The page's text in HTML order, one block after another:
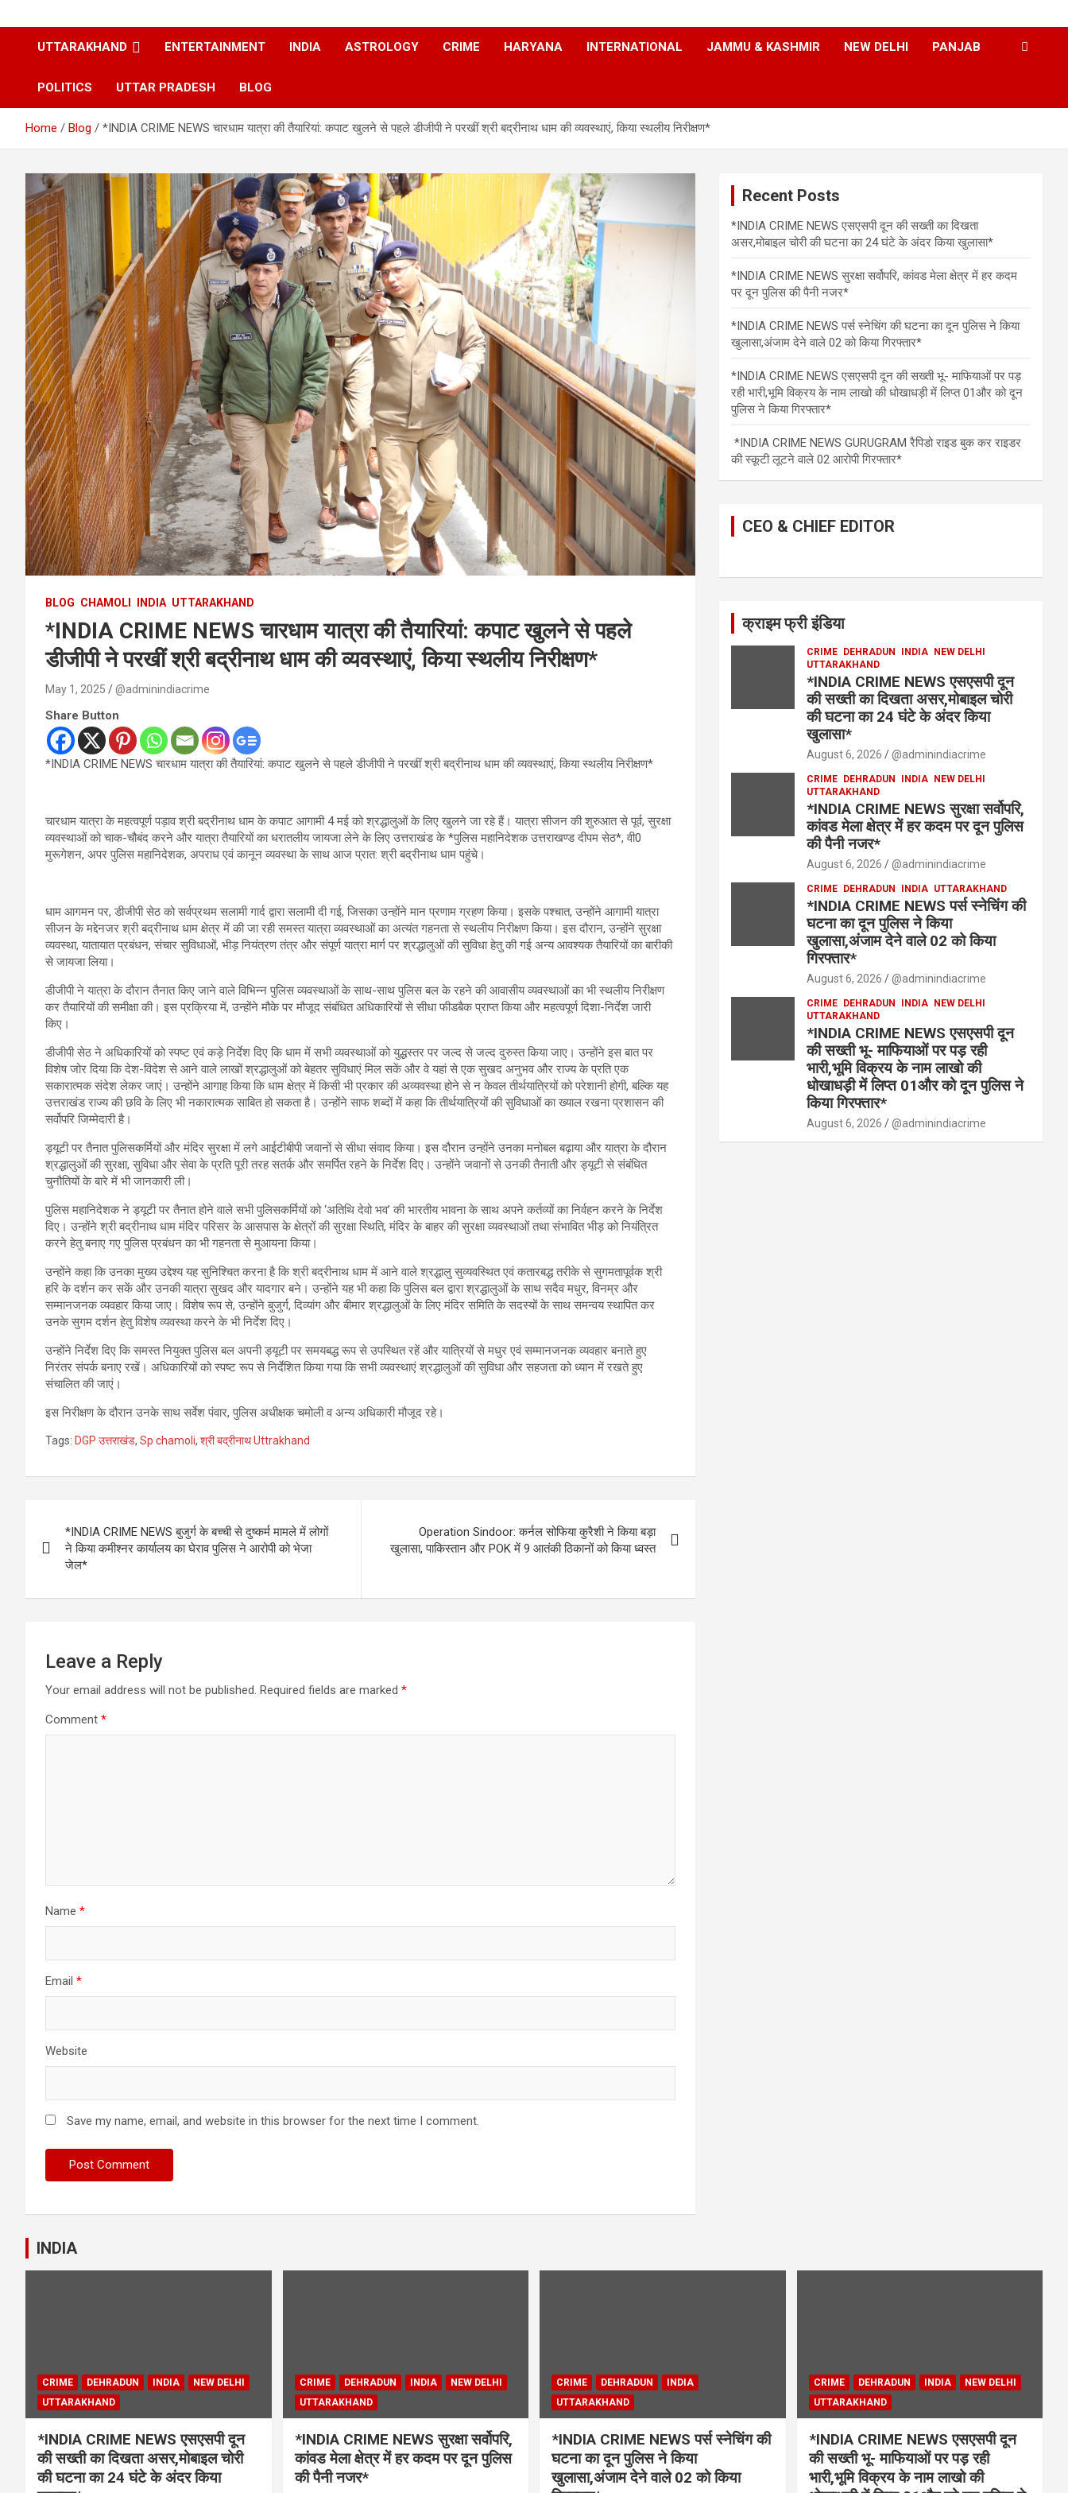
UTTARAKHAND ENTERTAINMENT INDIA ASTROLOGY CRIME HARYANA INTERNATIONAL JAMMU & KASHMIR NEW DELHI PANJAB
POLITICS UTTAR PRADESH BLOG
Home Blog *INDIA CRIME NEWS चारधाम यात्रा की तैयारियां: कपाट खुलने से पहले डीजीपी ने परखीं श्री बद्रीनाथ धाम की व्यवस्थाएं, किया स्थलीय निरीक्षण*
BLOG CHAMOLI INDIA UTTARAKHAND
*INDIA CRIME NEWS चारधाम यात्रा की तैयारियां: कपाट खुलने से पहले
डीजीपी ने परखीं श्री बद्रीनाथ धाम की व्यवस्थाएं, किया स्थलीय निरीक्षण*
May 1, 2025 @adminindiacrime
Share Button
*INDIA CRIME NEWS चारधाम यात्रा की तैयारियां: कपाट खुलने से पहले डीजीपी ने परखीं श्री बद्रीनाथ धाम की व्यवस्थाएं, किया स्थलीय निरीक्षण*
चारधाम यात्रा के महत्वपूर्ण पड़ाव श्री बद्रीनाथ धाम के कपाट आगामी 4 मई को श्रद्धालुओं के लिए खुलने जा रहे हैं। यात्रा सीजन की शुरुआत से पूर्व, सुरक्षा
व्यवस्थाओं को चाक-चौबंद करने और यात्रा तैयारियों का धरातलीय जायजा लेने के लिए उत्तराखंड के *पुलिस महानिदेशक उत्तराखण्ड दीपम सेठ*, वी0
मुरूगेशन, अपर पुलिस महानिदेशक, अपराध एवं कानून व्यवस्था के साथ आज प्रात: श्री बद्रीनाथ धाम पहुंचे।
धाम आगमन पर, डीजीपी सेठ को सर्वप्रथम सलामी गार्द द्वारा सलामी दी गई, जिसका उन्होंने मान प्रणाम ग्रहण किया। इसके पश्चात, उन्होंने आगामी यात्रा
सीजन के मद्देनजर श्री बद्रीनाथ धाम क्षेत्र में की जा रही समस्त यात्रा व्यवस्थाओं का अत्यंत गहनता से स्थलीय निरीक्षण किया। इस दौरान, उन्होंने सुरक्षा
व्यवस्था, यातायात प्रबंधन, संचार सुविधाओं, भीड़ नियंत्रण तंत्र और संपूर्ण यात्रा मार्ग पर श्रद्धालुओं की सुविधा हेतु की गई अन्य आवश्यक तैयारियों का बारीकी
से जायजा लिया।
डीजीपी ने यात्रा के दौरान तैनात किए जाने वाले विभिन्न पुलिस व्यवस्थाओं के साथ-साथ पुलिस बल के रहने की आवासीय व्यवस्थाओं का भी स्थलीय निरीक्षण
कर तैयारियों की समीक्षा की। इस प्रक्रिया में, उन्होंने मौके पर मौजूद संबंधित अधिकारियों से सीधा फीडबैक प्राप्त किया और महत्वपूर्ण दिशा-निर्देश जारी
किए।
डीजीपी सेठ ने अधिकारियों को स्पष्ट एवं कड़े निर्देश दिए कि धाम में सभी व्यवस्थाओं को युद्धस्तर पर जल्द से जल्द दुरुस्त किया जाए। उन्होंने इस बात पर
विशेष जोर दिया कि देश-विदेश से आने वाले लाखों श्रद्धालुओं को बेहतर सुविधाएं मिल सकें और वे यहां से एक सुखद अनुभव और राज्य के प्रति एक
सकारात्मक संदेश लेकर जाएं। उन्होंने आगाह किया कि धाम क्षेत्र में किसी भी प्रकार की अव्यवस्था होने से न केवल तीर्थयात्रियों को परेशानी होगी, बल्कि यह
उत्तराखंड राज्य की छवि के लिए भी नकारात्मक साबित हो सकता है। उन्होंने साफ शब्दों में कहा कि तीर्थयात्रियों की सुविधाओं का ख्याल रखना प्रशासन की
सर्वोपरि जिम्मेदारी है।
ड्यूटी पर तैनात पुलिसकर्मियों और मंदिर सुरक्षा में लगे आईटीबीपी जवानों से सीधा संवाद किया। इस दौरान उन्होंने उनका मनोबल बढ़ाया और यात्रा के दौरान
श्रद्धालुओं की सुरक्षा, सुविधा और सेवा के प्रति पूरी तरह सतर्क और समर्पित रहने के निर्देश दिए। उन्होंने जवानों से उनकी तैनाती और ड्यूटी से संबंधित
चुनौतियों के बारे में भी जानकारी ली।
पुलिस महानिदेशक ने ड्यूटी पर तैनात होने वाले सभी पुलिसकर्मियों को ‘अतिथि देवो भव’ की भारतीय भावना के साथ अपने कर्तव्यों का निर्वहन करने के निर्देश
दिए। उन्होंने श्री बद्रीनाथ धाम मंदिर परिसर के आसपास के क्षेत्रों की सुरक्षा स्थिति, मंदिर के बाहर की सुरक्षा व्यवस्थाओं तथा संभावित भीड़ को नियंत्रित
करने हेतु बनाए गए पुलिस प्रबंधन का भी गहनता से मुआयना किया।
उन्होंने कहा कि उनका मुख्य उद्देश्य यह सुनिश्चित करना है कि श्री बद्रीनाथ धाम में आने वाले श्रद्धालु सुव्यवस्थित एवं कतारबद्ध तरीके से सुगमतापूर्वक श्री
हरि के दर्शन कर सकें और उनकी यात्रा सुखद और यादगार बने। उन्होंने यह भी कहा कि पुलिस बल द्वारा श्रद्धालुओं के साथ सदैव मधुर, विनम्र और
सम्मानजनक व्यवहार किया जाए। विशेष रूप से, उन्होंने बुजुर्ग, दिव्यांग और बीमार श्रद्धालुओं के लिए मंदिर समिति के सदस्यों के साथ समन्वय स्थापित कर
उनके सुगम दर्शन हेतु विशेष व्यवस्था करने के भी निर्देश दिए।
उन्होंने निर्देश दिए कि समस्त नियुक्त पुलिस बल अपनी ड्यूटी पर समयबद्ध रूप से उपस्थित रहें और यात्रियों से मधुर एवं सम्मानजनक व्यवहार बनाते हुए
निरंतर संपर्क बनाए रखें। अधिकारियों को स्पष्ट रूप से निर्देशित किया गया कि सभी व्यवस्थाएं श्रद्धालुओं की सुविधा और सहजता को ध्यान में रखते हुए
संचालित की जाएं।
इस निरीक्षण के दौरान उनके साथ सर्वेश पंवार, पुलिस अधीक्षक चमोली व अन्य अधिकारी मौजूद रहे।
Tags: DGP उत्तराखंड, Sp chamoli, श्री बद्रीनाथ Uttrakhand
navigation
*INDIA CRIME NEWS बुजुर्ग के बच्ची से दुष्कर्म मामले में लोगों
ने किया कमीश्नर कार्यालय का घेराव पुलिस ने आरोपी को भेजा
जेल*
Operation Sindoor: कर्नल सोफिया कुरैशी ने किया बड़ा
खुलासा, पाकिस्तान और POK में 9 आतंकी ठिकानों को किया ध्वस्त
Leave a Reply
Your email address will not be published. Required fields are marked *
Comment *
Name *
Email *
Website
Save my name, email, and website in this browser for the next time I comment.
Recent Posts
*INDIA CRIME NEWS एसएसपी दून की सख्ती का दिखता
असर,मोबाइल चोरी की घटना का 24 घंटे के अंदर किया खुलासा*
*INDIA CRIME NEWS सुरक्षा सर्वोपरि, कांवड मेला क्षेत्र में हर कदम
पर दून पुलिस की पैनी नजर*
*INDIA CRIME NEWS पर्स स्नेचिंग की घटना का दून पुलिस ने किया
खुलासा,अंजाम देने वाले 02 को किया गिरफ्तार*
*INDIA CRIME NEWS एसएसपी दून की सख्ती भू- माफियाओं पर पड़
रही भारी,भूमि विक्रय के नाम लाखो की धोखाधड़ी में लिप्त 01और को दून
पुलिस ने किया गिरफ्तार*
*INDIA CRIME NEWS GURUGRAM रैपिडो राइड बुक कर राइडर
की स्कूटी लूटने वाले 02 आरोपी गिरफ्तार*
CEO & CHIEF EDITOR
क्राइम फ्री इंडिया
CRIME DEHRADUN INDIA
NEW DELHI
UTTARAKHAND
*INDIA CRIME NEWS एसएसपी दून
की सख्ती का दिखता असर,मोबाइल चोरी
की घटना का 24 घंटे के अंदर किया
खुलासा*
August 6, 2026 @adminindiacrime
CRIME DEHRADUN INDIA
NEW DELHI
UTTARAKHAND
*INDIA CRIME NEWS सुरक्षा सर्वोपरि,
कांवड मेला क्षेत्र में हर कदम पर दून पुलिस
की पैनी नजर*
August 6, 2026 @adminindiacrime
CRIME DEHRADUN INDIA UTTARAKHAND
*INDIA CRIME NEWS पर्स स्नेचिंग की
घटना का दून पुलिस ने किया
खुलासा,अंजाम देने वाले 02 को किया
गिरफ्तार*
August 6, 2026 @adminindiacrime
CRIME DEHRADUN INDIA
NEW DELHI
UTTARAKHAND
*INDIA CRIME NEWS एसएसपी दून
की सख्ती भू- माफियाओं पर पड़ रही
भारी,भूमि विक्रय के नाम लाखो की
धोखाधड़ी में लिप्त 01और को दून पुलिस ने
किया गिरफ्तार*
August 6, 2026 @adminindiacrime
INDIA
CRIME DEHRADUN INDIA
NEW DELHI
UTTARAKHAND
*INDIA CRIME NEWS एसएसपी दून
की सख्ती का दिखता असर,मोबाइल चोरी
की घटना का 24 घंटे के अंदर किया
CRIME DEHRADUN INDIA
NEW DELHI
UTTARAKHAND
*INDIA CRIME NEWS सुरक्षा सर्वोपरि,
कांवड मेला क्षेत्र में हर कदम पर दून पुलिस
की पैनी नजर*
CRIME DEHRADUN
INDIA
UTTARAKHAND
*INDIA CRIME NEWS पर्स स्नेचिंग की
घटना का दून पुलिस ने किया
खुलासा,अंजाम देने वाले 02 को किया
CRIME DEHRADUN INDIA
NEW DELHI
UTTARAKHAND
*INDIA CRIME NEWS एसएसपी दून
की सख्ती भू- माफियाओं पर पड़ रही
भारी,भूमि विक्रय के नाम लाखो की